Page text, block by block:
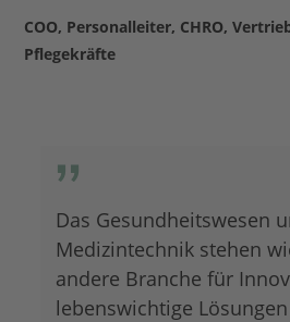
COO, Personalleiter, CHRO,
Pflegekräfte
Das Gesundheitswesen
Medizintechnik stehen
andere Branche für
lebenswichtige